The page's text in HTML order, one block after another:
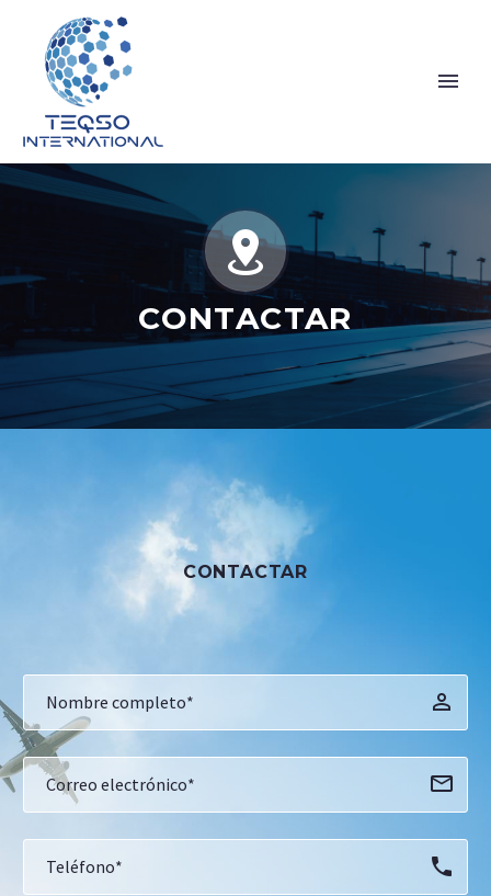
Español


CONTACTAR
CONTACTAR